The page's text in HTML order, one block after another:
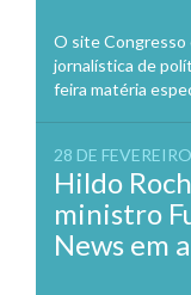
O site Congresso
jornalística de
feira matéria
28 DE
Hildo
ministro
News em